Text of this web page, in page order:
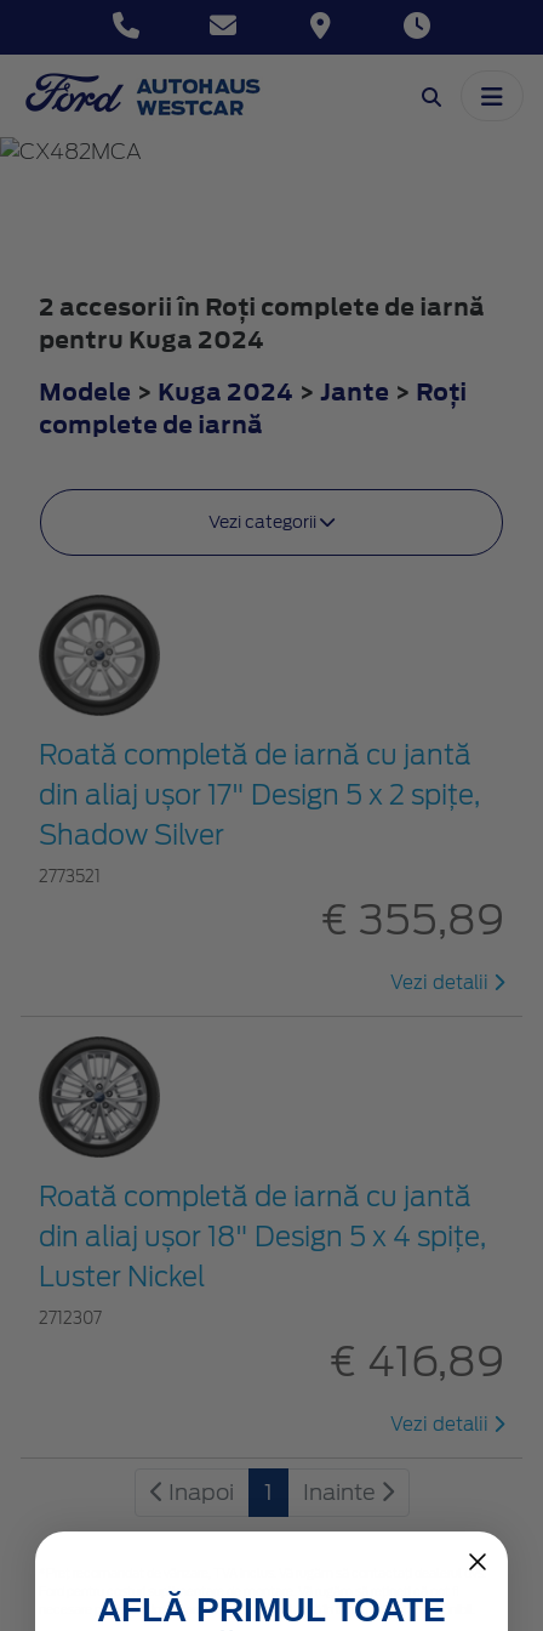
KUGA
2 accesorii în Roţi complete de iarnă
pentru Kuga 2024
Modele > Kuga 2024 > Jante > Roţi
complete de iarnă
Vezi categorii
Roată completă de iarnă cu jantă
din aliaj ușor 17" Design 5 x 2 spițe,
Shadow Silver
2773521
€ 355,89
Vezi detalii
Roată completă de iarnă cu jantă
din aliaj ușor 18" Design 5 x 4 spițe,
Luster Nickel
2712307
€ 416,89
Vezi detalii
Inapoi 1 Inainte
*Preţ recomandat de vânzare, TVA inclus. Vă rugăm să contactaţi dealerul dvs.
Ford pentru costuri suplimentare de montare. Vă rugăm să rețineți că pot fi
necesare piese suplimentare. Oferta este valabilă în limita stocului disponibil.
AFLĂ PRIMUL TOATE